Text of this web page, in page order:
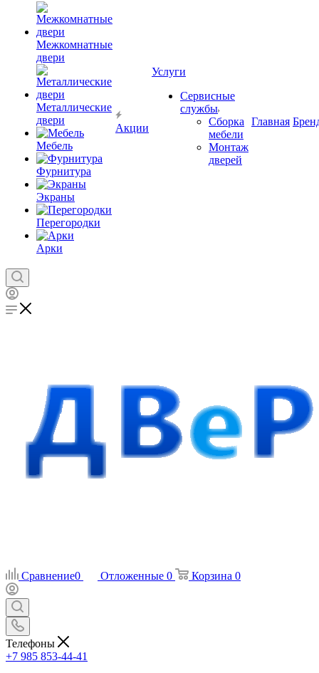
Межкомнатные
двери
Металлические
двери
Мебель
Фурнитура
Экраны
Перегородки
Арки
Акции
Услуги
Сервисные
службы
Сборка
мебели
Монтаж
дверей
Главная
Сравнение0 Отложенные 0 Корзина 0
Телефоны
+7 985 853-44-41